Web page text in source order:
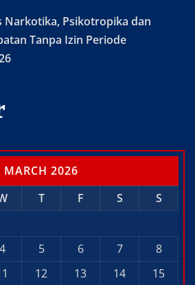
Narkotika, Psikotropika dan
Tanpa Izin Periode
MARCH 2026
T F S
S
4 5 6 7
8
12 13 14 15